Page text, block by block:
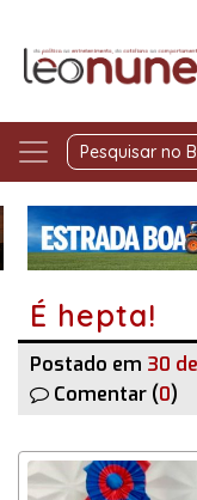
É hepta!
Postado em 30
Comentar (0)